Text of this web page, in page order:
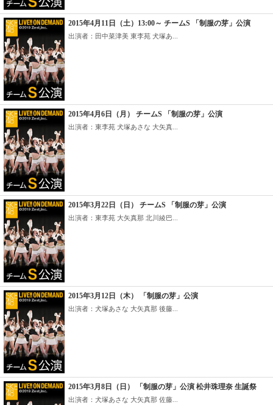
2015年4月11日（土）13:00～ チームS 「制服の芽」公演
出演者：田中菜津美 東李苑 犬塚あ...
2015年4月6日（月） チームS 「制服の芽」公演
出演者：東李苑 犬塚あさな 大矢真...
2015年3月22日（日） チームS 「制服の芽」公演
出演者：東李苑 大矢真那 北川綾巴...
2015年3月12日（木） 「制服の芽」公演
出演者：犬塚あさな 大矢真那 後藤...
2015年3月8日（日） 「制服の芽」公演 松井珠理奈 生誕祭
出演者：犬塚あさな 大矢真那 佐藤...